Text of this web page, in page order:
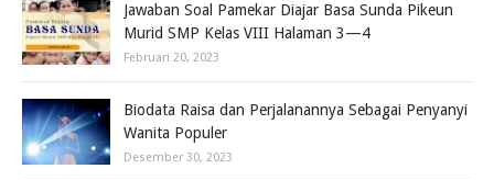
Jawaban Soal Pamekar Diajar Basa Sunda Pikeun
Murid SMP Kelas VIII Halaman 3—4
Februari 20, 2023
Biodata Raisa dan Perjalanannya Sebagai Penyanyi
Wanita Populer
Desember 30, 2023